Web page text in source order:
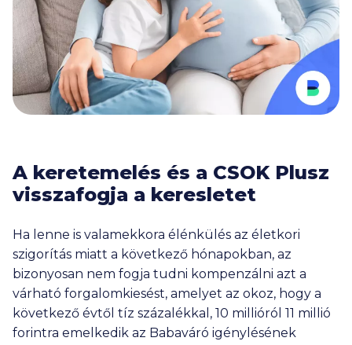
A keretemelés és a CSOK Plusz
visszafogja a keresletet
Ha lenne is valamekkora élénkülés az életkori
szigorítás miatt a következő hónapokban, az
bizonyosan nem fogja tudni kompenzálni azt a
várható forgalomkiesést, amelyet az okoz, hogy a
következő évtől tíz százalékkal, 10 millióról 11 millió
forintra emelkedik az Babaváró igénylésének